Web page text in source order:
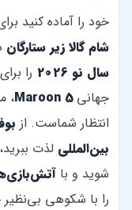
خود را آماده کنید
شام گالا زیر ستارگان
سال نو 2026
را
جهانیMaroon 5،
انتظار شماست. از
بین‌المللی لذت
شوید و با
را با شکوهی